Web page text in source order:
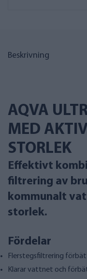
Beskrivning
AQVA
MED
STORLEK
Effektivt
filtrering av
kommunalt
storlek.
Fördelar
Flerstegsfiltrering
Klarar vattnet och